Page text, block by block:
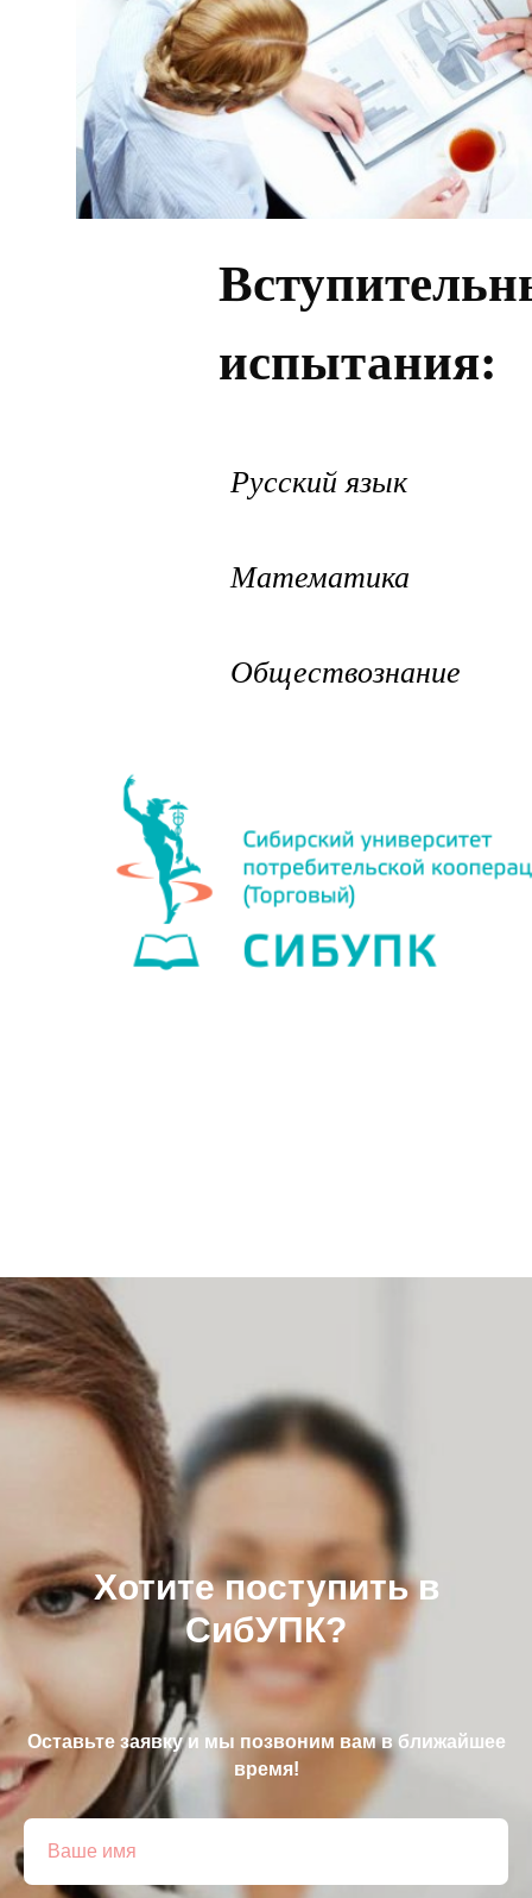
испытания:
Русский язык
Математика
Обществознание
Хотите поступить в
СибУПК?
Оставьте заявку и мы позвоним вам в ближайшее
время!